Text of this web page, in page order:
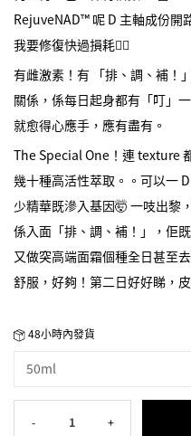
RejuveNAD™️ 呢 D 主軸成份開
我要修復快過損耗✌🏻
有雌激素！有 「排、調、補！
關係，係每日起身都有「叮」
就愈得心應手，應有盡有。
The Special One！連 texture
幾十種高活性萃取。。可以一
少精華既滲入基因🤯 一吱出黎
係入面「排、調、補！」，佢
又做突高端面霜個種全日甚至
舒服，好夠！第二日好好睇，
48小時內發貨
50ml
- 1 +